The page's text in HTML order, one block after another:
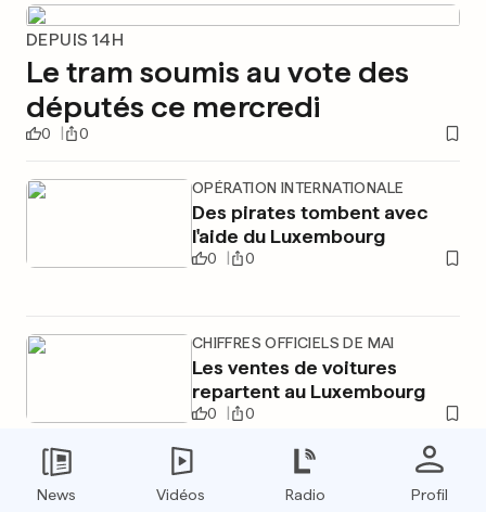
DEPUIS 14H
Le tram soumis au vote des
députés ce mercredi
0 0
OPÉRATION INTERNATIONALE
Des pirates tombent avec
l'aide du Luxembourg
0 0
CHIFFRES OFFICIELS DE MAI
Les ventes de voitures
repartent au Luxembourg
0 0
News Vidéos Radio Profil